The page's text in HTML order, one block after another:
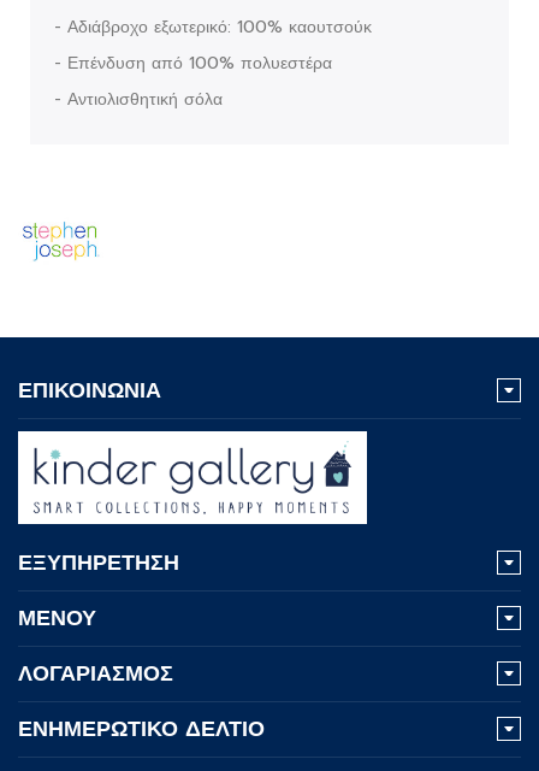
- Αδιάβροχο εξωτερικό: 100% καουτσούκ
- Επένδυση από 100% πολυεστέρα
- Αντιολισθητική σόλα
ΕΠΙΚΟΙΝΩΝΙΑ
ΕΞΥΠΗΡΕΤΗΣΗ
ΜΕΝΟΥ
ΛΟΓΑΡΙΑΣΜΟΣ
ΕΝΗΜΕΡΩΤΙΚΟ ΔΕΛΤΙΟ